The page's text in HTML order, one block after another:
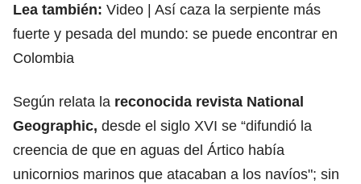
Lea también: Video | Así caza la serpiente más
fuerte y pesada del mundo: se puede encontrar en
Colombia
Según relata la reconocida revista National
Geographic, desde el siglo XVI se “difundió la
creencia de que en aguas del Ártico había
unicornios marinos que atacaban a los navíos"; sin